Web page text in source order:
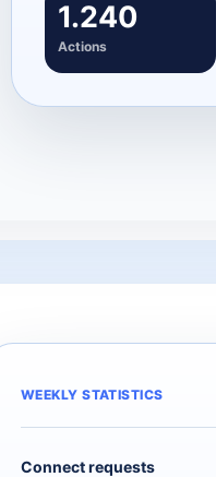
1.240
Actions
WEEKLY STATISTICS
Connect requests